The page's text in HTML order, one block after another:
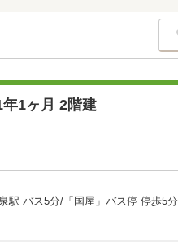
1ヶ月 2階建
駅 バス5分/「国屋」バス停 停歩5分